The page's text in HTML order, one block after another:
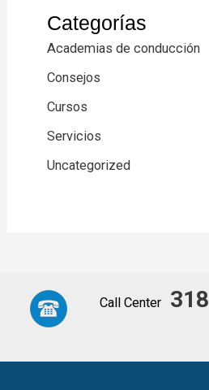
Categorías
Academias de conducción
Consejos
Cursos
Servicios
Uncategorized
Call Center 318